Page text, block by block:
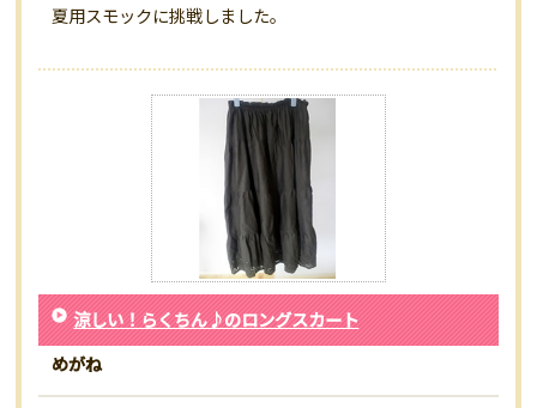
夏用スモックに挑戦しました。
涼しい！らくちん♪のロングスカート
めがね